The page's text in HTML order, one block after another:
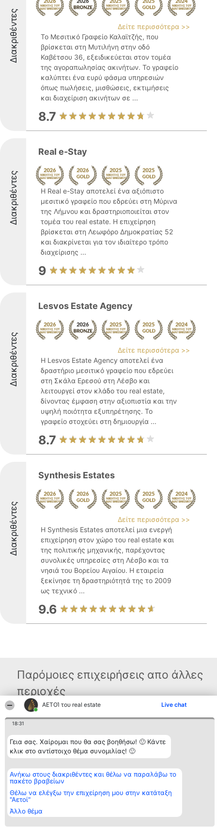
ΑΕΤΟΊ του real estate Live chat
18:31
Γεια σας. Χαίρομαι που θα σας βοηθήσω! 🙂 Κάντε
κλικ στο αντίστοιχο θέμα συνομιλίας! 🙂
Ανήκω στους διακριθέντες και θέλω να παραλάβω το
πακέτο βραβείων
Θέλω να ελέγξω την επιχείρηση μου στην κατάταξη
"Αετοί"
Άλλο θέμα
Διακριθέντες
Δείτε περισσότερα >>
Το Μεσιτικό Γραφείο Καλαϊτζής, που
βρίσκεται στη Μυτιλήνη στην οδό
Καβέτσου 36, εξειδικεύεται στον τομέα
της αγοραπωλησίας ακινήτων. Το γραφείο
καλύπτει ένα ευρύ φάσμα υπηρεσιών
όπως πωλήσεις, μισθώσεις, εκτιμήσεις
και διαχείριση ακινήτων σε ...
8.7
Διακριθέντες
Real e-Stay
Η Real e-Stay αποτελεί ένα αξιόπιστο
μεσιτικό γραφείο που εδρεύει στη Μύρινα
της Λήμνου και δραστηριοποιείται στον
τομέα του real estate. Η επιχείρηση
βρίσκεται στη Λεωφόρο Δημοκρατίας 52
και διακρίνεται για τον ιδιαίτερο τρόπο
διαχείρισης ...
9
Διακριθέντες
Lesvos Estate Agency
Δείτε περισσότερα >>
Η Lesvos Estate Agency αποτελεί ένα
δραστήριο μεσιτικό γραφείο που εδρεύει
στη Σκάλα Ερεσού στη Λέσβο και
λειτουργεί στον κλάδο του real estate,
δίνοντας έμφαση στην αξιοπιστία και την
υψηλή ποιότητα εξυπηρέτησης. Το
γραφείο στοχεύει στη δημιουργία ...
8.7
Διακριθέντες
Synthesis Estates
Δείτε περισσότερα >>
Η Synthesis Estates αποτελεί μια ενεργή
επιχείρηση στον χώρο του real estate και
της πολιτικής μηχανικής, παρέχοντας
συνολικές υπηρεσίες στη Λέσβο και τα
νησιά του Βορείου Αιγαίου. Η εταιρεία
ξεκίνησε τη δραστηριότητά της το 2009
ως τεχνικό ...
9.6
Παρόμοιες επιχειρήσεις απο άλλες
περιοχές
Διοργανωτής της
BEAUTIFUL COMPANY
Μονοπρόσωπη ΙΚΕ
ΤΗΛ. ΕΠΙΚΟΙΝΩΝΙΑΣ:
2104128019
aetoi@beautifulcompany.co
των
διακριθέντων
Μεθοδολογία
προϋποθέσεις
ΑΠΟΡΡΗΤΟΥ